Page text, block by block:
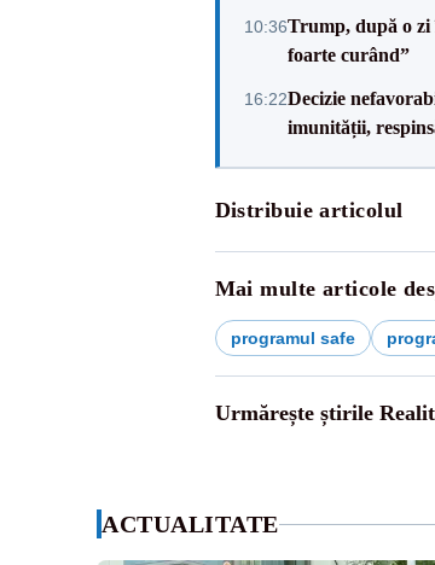
10:36Trump, după o zi
foarte curând”
16:22Decizie
imunității,
Distribuie articolul
Mai multe articole
programul safe
Urmărește știrile
ACTUALITATE